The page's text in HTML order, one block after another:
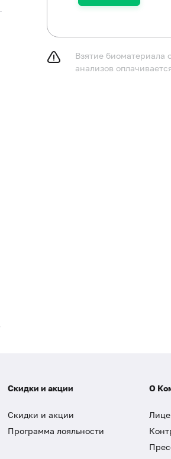
Взятие биоматериала
анализов
Скидки и акции
Скидки и акции
Программа лояльности
О